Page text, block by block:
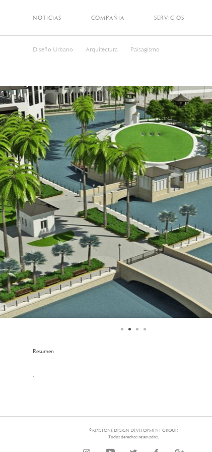
NOTICIAS COMPAÑIA SERVICIOS
Diseño Urbano Arquitectura Paisagismo
Resumen
.
© KEYSTONE DESIGN DEVELOPMENT GROUP.
Todos derechos reservados.